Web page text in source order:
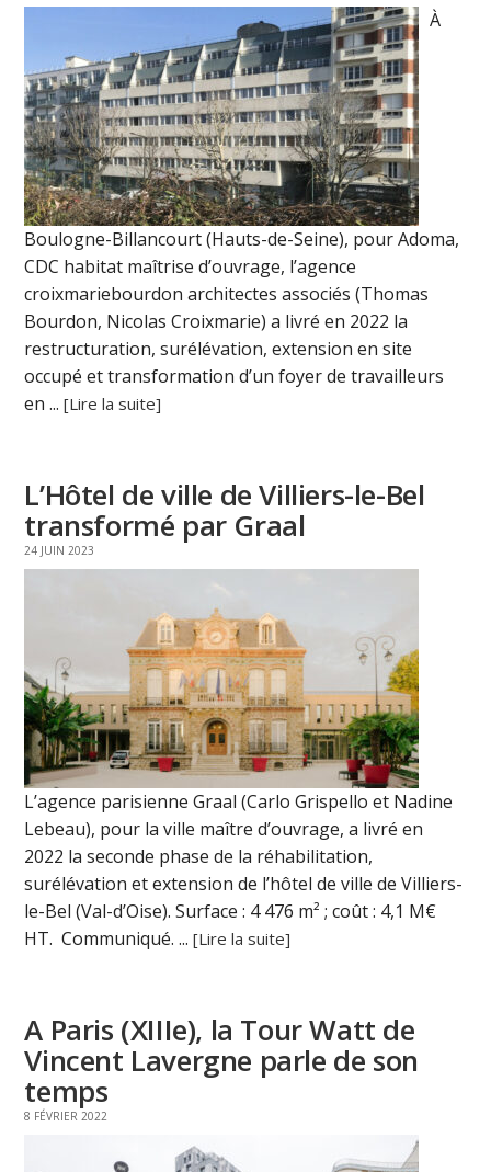
À
Boulogne-Billancourt (Hauts-de-Seine), pour Adoma,
CDC habitat maîtrise d’ouvrage, l’agence
croixmariebourdon architectes associés (Thomas
Bourdon, Nicolas Croixmarie) a livré en 2022 la
restructuration, surélévation, extension en site
occupé et transformation d’un foyer de travailleurs
en ...[Lire la suite]
L’Hôtel de ville de Villiers-le-Bel
transformé par Graal
24 JUIN 2023
L’agence parisienne Graal (Carlo Grispello et Nadine
Lebeau), pour la ville maître d’ouvrage, a livré en
2022 la seconde phase de la réhabilitation,
surélévation et extension de l’hôtel de ville de Villiers-
le-Bel (Val-d’Oise). Surface : 4 476 m² ; coût : 4,1 M€
HT. Communiqué. ...[Lire la suite]
A Paris (XIIIe), la Tour Watt de
Vincent Lavergne parle de son
temps
8 FÉVRIER 2022